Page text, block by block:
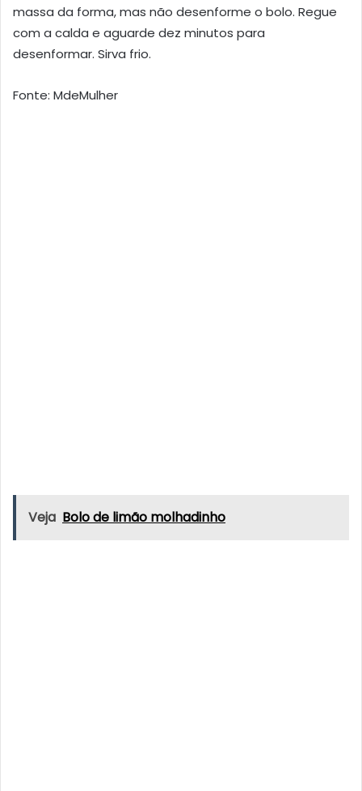
massa da forma, mas não desenforme o bolo. Regue
com a calda e aguarde dez minutos para
desenformar. Sirva frio.
Fonte: MdeMulher
Veja Bolo de limão molhadinho